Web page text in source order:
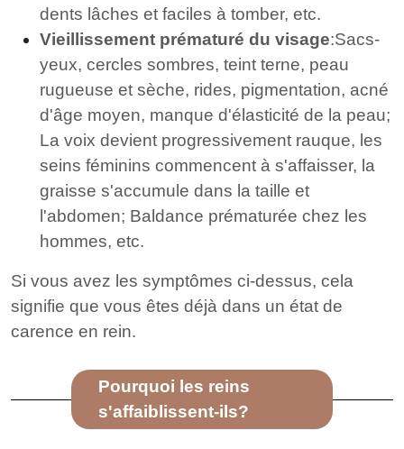
dents lâches et faciles à tomber, etc.
Vieillissement prématuré du visage:Sacs-
yeux, cercles sombres, teint terne, peau
rugueuse et sèche, rides, pigmentation, acné
d'âge moyen, manque d'élasticité de la peau;
La voix devient progressivement rauque, les
seins féminins commencent à s'affaisser, la
graisse s'accumule dans la taille et
l'abdomen; Baldance prématurée chez les
hommes, etc.
Si vous avez les symptômes ci-dessus, cela
signifie que vous êtes déjà dans un état de
carence en rein.
Pourquoi les reins
s'affaiblissent-ils?